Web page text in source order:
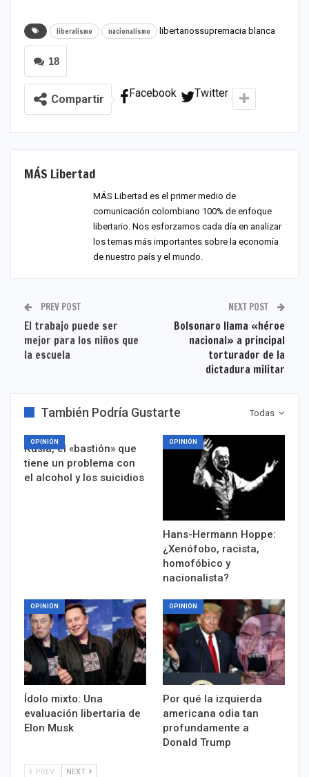
liberalismo libertarios
nacionalismo supremacia blanca
18
Compartir Facebook Twitter
MÁS Libertad
MÁS Libertad es el primer medio de
comunicación colombiano 100% de enfoque
libertario. Nos esforzamos cada día en analizar
los temas más importantes sobre la economía
de nuestro país y el mundo.
PREV POST
El trabajo puede ser
mejor para los niños que
la escuela
NEXT POST
Bolsonaro llama «héroe
nacional» a principal
torturador de la
dictadura militar
Todas
También Podría Gustarte
OPINIÓN
Rusia, el «bastión» que
tiene un problema con
el alcohol y los suicidios
OPINIÓN
Hans-Hermann Hoppe:
¿Xenófobo, racista,
homofóbico y
nacionalista?
OPINIÓN
Ídolo mixto: Una
evaluación libertaria de
Elon Musk
OPINIÓN
Por qué la izquierda
americana odia tan
profundamente a
Donald Trump
PREV NEXT